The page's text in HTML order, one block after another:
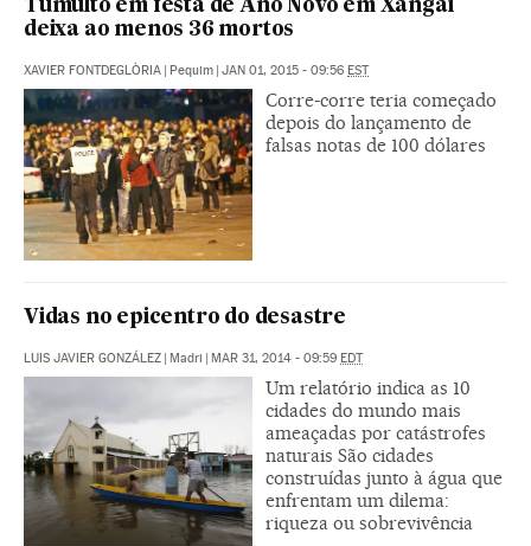
Tumulto em festa de Ano Novo em Xangai
deixa ao menos 36 mortos
XAVIER FONTDEGLÒRIA Pequim JAN 01, 2015 - 09:56 EST
Corre-corre teria começado
depois do lançamento de
falsas notas de 100 dólares
Vidas no epicentro do desastre
LUIS JAVIER GONZÁLEZ | Madri | MAR 31, 2014 - 09:59 EDT
Um relatório indica as 10
cidades do mundo mais
ameaçadas por catástrofes
naturais São cidades
construídas junto à água que
enfrentam um dilema:
riqueza ou sobrevivência